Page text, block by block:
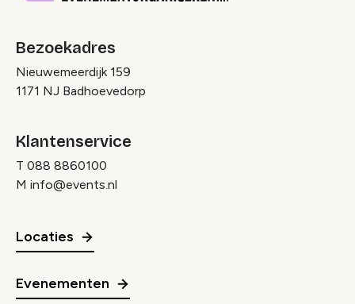
Bezoekadres
Nieuwemeerdijk 159
1171 NJ Badhoevedorp
Klantenservice
T 088 8860100
M info@events.nl
Locaties
Evenementen